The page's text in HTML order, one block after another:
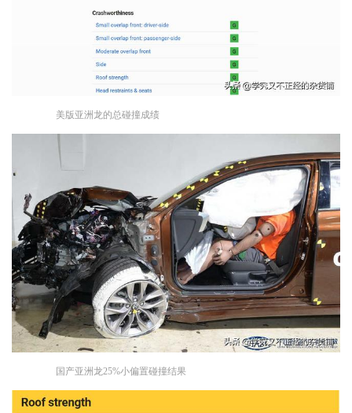
美版亚洲龙的总碰撞成绩
国产亚洲龙25%小偏置碰撞结果